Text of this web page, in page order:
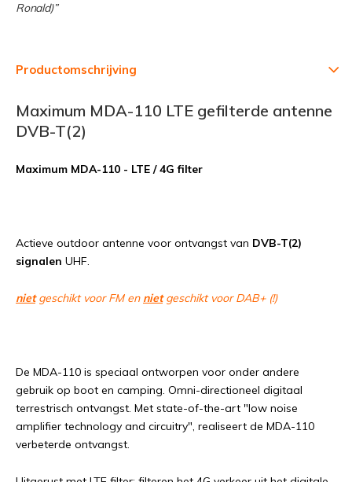
Ronald)”
Productomschrijving
Maximum MDA-110 LTE gefilterde antenne
DVB-T(2)
Maximum MDA-110 - LTE / 4G filter
Actieve outdoor antenne voor ontvangst van DVB-T(2)
signalen UHF.
nietgeschikt voor FM en nietgeschikt voor DAB+ (!)
De MDA-110 is speciaal ontworpen voor onder andere
gebruik op boot en camping. Omni-directioneel digitaal
terrestrisch ontvangst. Met state-of-the-art "low noise
amplifier technology and circuitry", realiseert de MDA-110
verbeterde ontvangst.